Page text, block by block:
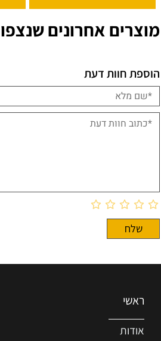
מוצרים אחרונים שנצפו
הוספת חוות דעת
ראשי
אודות